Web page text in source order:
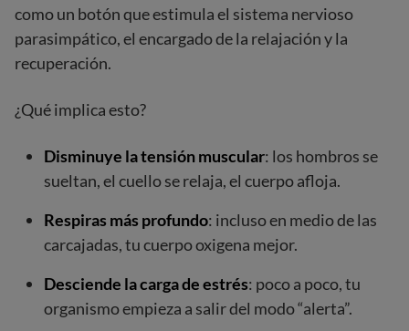
como un botón que estimula el sistema nervioso
parasimpático, el encargado de la relajación y la
recuperación.
¿Qué implica esto?
Disminuye la tensión muscular: los hombros se
sueltan, el cuello se relaja, el cuerpo afloja.
Respiras más profundo: incluso en medio de las
carcajadas, tu cuerpo oxigena mejor.
Desciende la carga de estrés: poco a poco, tu
organismo empieza a salir del modo “alerta”.